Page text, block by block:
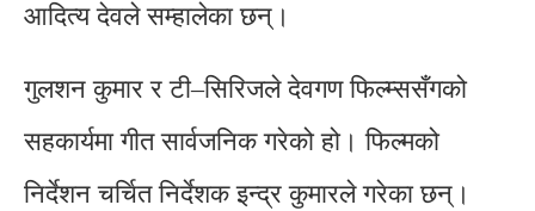
आदित्य देवले सम्हालेका छन्।
गुलशन कुमार र टी–सिरिजले देवगण फिल्म्ससँगको
सहकार्यमा गीत सार्वजनिक गरेको हो। फिल्मको
निर्देशन चर्चित निर्देशक इन्द्र कुमारले गरेका छन्।